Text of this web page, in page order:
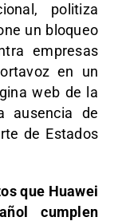
politiza
un bloqueo
empresas
en un
web de la
ausencia de
de Estados
que Huawei
cumplen